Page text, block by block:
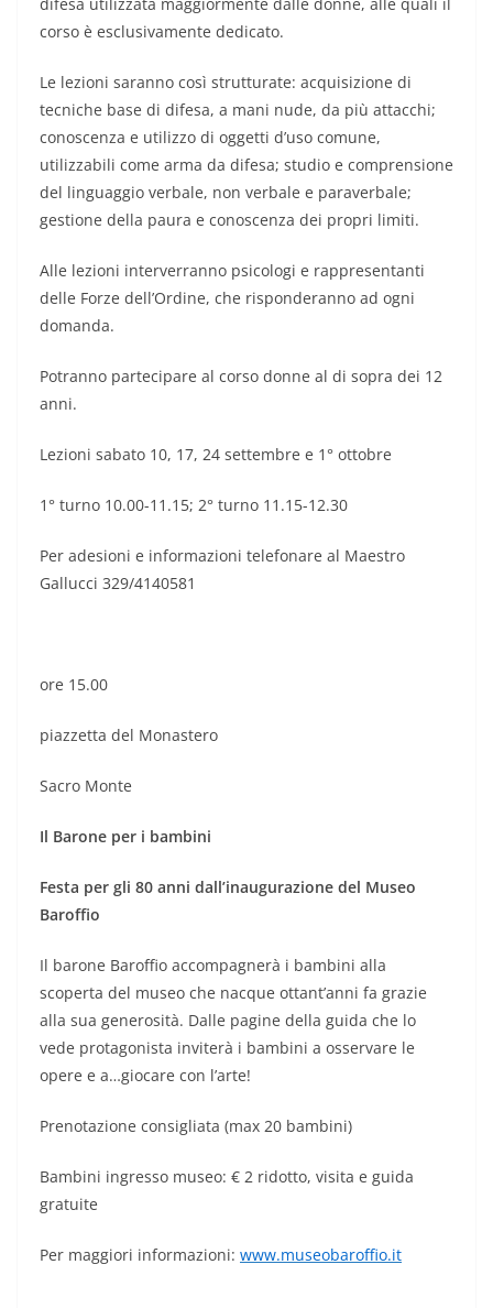
corso è esclusivamente dedicato.
Le lezioni saranno così strutturate: acquisizione di
tecniche base di difesa, a mani nude, da più attacchi;
conoscenza e utilizzo di oggetti d’uso comune,
utilizzabili come arma da difesa; studio e comprensione
del linguaggio verbale, non verbale e paraverbale;
gestione della paura e conoscenza dei propri limiti.
Alle lezioni interverranno psicologi e rappresentanti
delle Forze dell’Ordine, che risponderanno ad ogni
domanda.
Potranno partecipare al corso donne al di sopra dei 12
anni.
Lezioni sabato 10, 17, 24 settembre e 1° ottobre
1° turno 10.00-11.15; 2° turno 11.15-12.30
Per adesioni e informazioni telefonare al Maestro
Gallucci 329/4140581
ore 15.00
piazzetta del Monastero
Sacro Monte
Il Barone per i bambini
Festa per gli 80 anni dall’inaugurazione del Museo
Baroffio
Il barone Baroffio accompagnerà i bambini alla
scoperta del museo che nacque ottant’anni fa grazie
alla sua generosità. Dalle pagine della guida che lo
vede protagonista inviterà i bambini a osservare le
opere e a…giocare con l’arte!
Prenotazione consigliata (max 20 bambini)
Bambini ingresso museo: € 2 ridotto, visita e guida
gratuite
Per maggiori informazioni: www.museobaroffio.it